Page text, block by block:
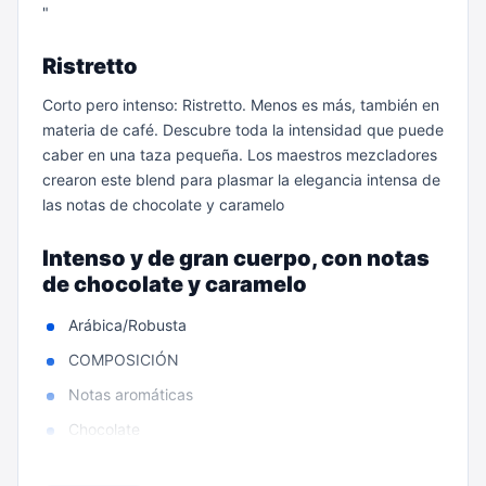
"
Ristretto
Corto pero intenso: Ristretto. Menos es más, también en
materia de café. Descubre toda la intensidad que puede
caber en una taza pequeña. Los maestros mezcladores
crearon este blend para plasmar la elegancia intensa de
las notas de chocolate y caramelo
Intenso y de gran cuerpo, con notas
de chocolate y caramelo
Arábica/Robusta
COMPOSICIÓN
Notas aromáticas
Chocolate